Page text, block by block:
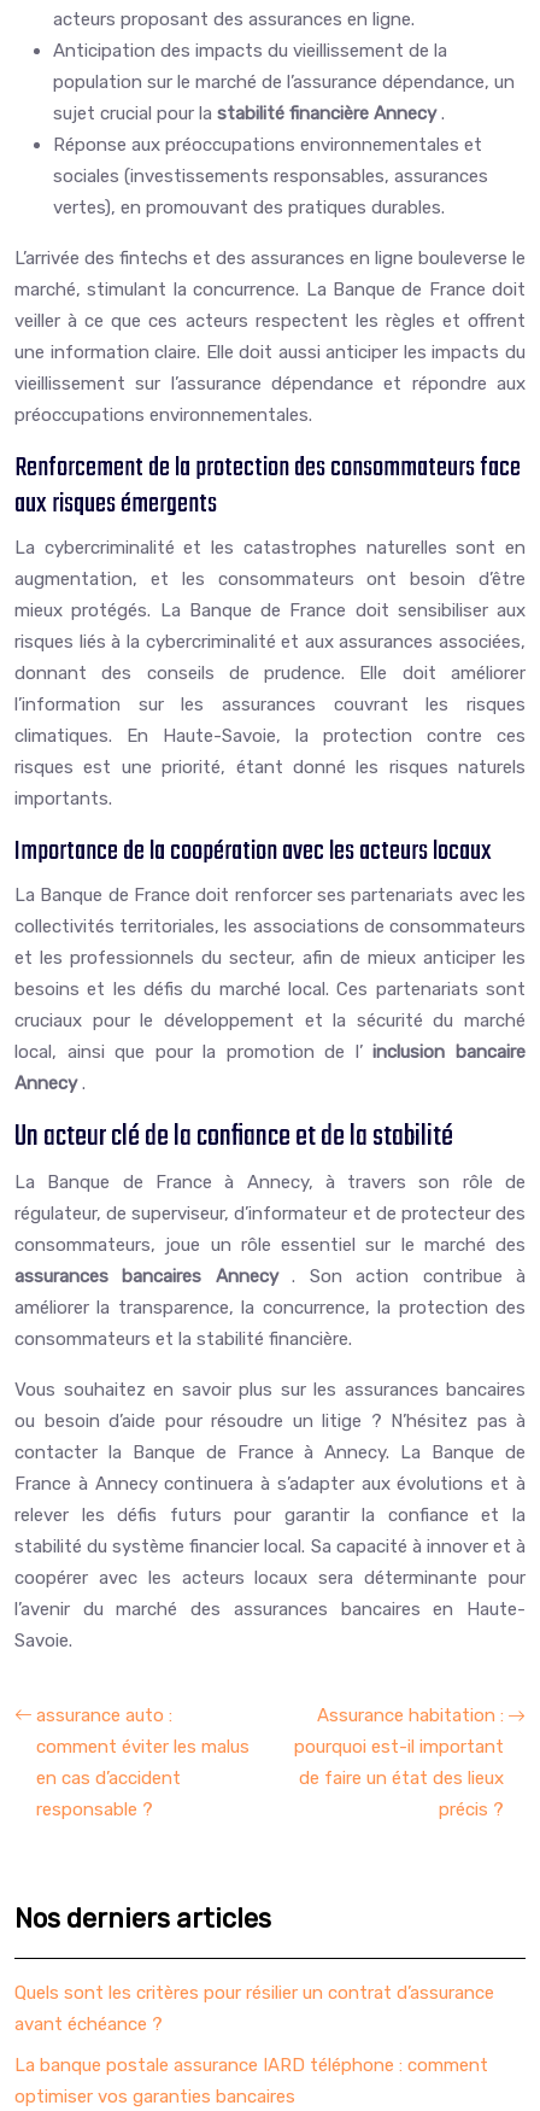
acteurs proposant des assurances en ligne.
Anticipation des impacts du vieillissement de la
population sur le marché de l’assurance dépendance, un
sujet crucial pour la stabilité financière Annecy.
Réponse aux préoccupations environnementales et
sociales (investissements responsables, assurances
vertes), en promouvant des pratiques durables.
L’arrivée des fintechs et des assurances en ligne bouleverse le
marché, stimulant la concurrence. La Banque de France doit
veiller à ce que ces acteurs respectent les règles et offrent
une information claire. Elle doit aussi anticiper les impacts du
vieillissement sur l’assurance dépendance et répondre aux
préoccupations environnementales.
Renforcement de la protection des consommateurs face
aux risques émergents
La cybercriminalité et les catastrophes naturelles sont en
augmentation, et les consommateurs ont besoin d’être
mieux protégés. La Banque de France doit sensibiliser aux
risques liés à la cybercriminalité et aux assurances associées,
donnant des conseils de prudence. Elle doit améliorer
l’information sur les assurances couvrant les risques
climatiques. En Haute-Savoie, la protection contre ces
risques est une priorité, étant donné les risques naturels
importants.
Importance de la coopération avec les acteurs locaux
La Banque de France doit renforcer ses partenariats avec les
collectivités territoriales, les associations de consommateurs
et les professionnels du secteur, afin de mieux anticiper les
besoins et les défis du marché local. Ces partenariats sont
cruciaux pour le développement et la sécurité du marché
local, ainsi que pour la promotion de l’inclusion bancaire
Annecy.
Un acteur clé de la confiance et de la stabilité
La Banque de France à Annecy, à travers son rôle de
régulateur, de superviseur, d’informateur et de protecteur des
consommateurs, joue un rôle essentiel sur le marché des
assurances bancaires Annecy. Son action contribue à
améliorer la transparence, la concurrence, la protection des
consommateurs et la stabilité financière.
Vous souhaitez en savoir plus sur les assurances bancaires
ou besoin d’aide pour résoudre un litige ? N’hésitez pas à
contacter la Banque de France à Annecy. La Banque de
France à Annecy continuera à s’adapter aux évolutions et à
relever les défis futurs pour garantir la confiance et la
stabilité du système financier local. Sa capacité à innover et à
coopérer avec les acteurs locaux sera déterminante pour
l’avenir du marché des assurances bancaires en Haute-
Savoie.
assurance auto :
comment éviter les malus
en cas d’accident
responsable ?
Assurance habitation :
pourquoi est-il important
de faire un état des lieux
précis ?
Nos derniers articles
Quels sont les critères pour résilier un contrat d’assurance
avant échéance ?
La banque postale assurance IARD téléphone : comment
optimiser vos garanties bancaires